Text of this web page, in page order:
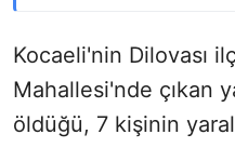
Kocaeli'nin Dilovası
Mahallesi'nde çıkan
öldüğü, 7 kişinin